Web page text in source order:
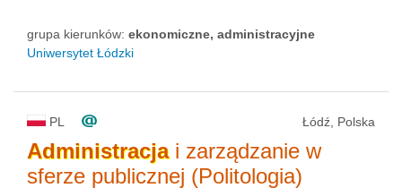
grupa kierunków: ekonomiczne, administracyjne
Uniwersytet Łódzki
PL Łódź, Polska
Administracjai zarządzanie w
sferze publicznej (Politologia)